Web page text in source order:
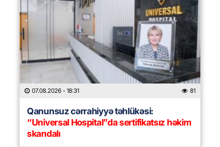
07.08.2026 - 18:31 81
Qanunsuz cərrahiyyə təhlükəsi:
“Universal Hospital”da sertifikatsız həkim
skandalı